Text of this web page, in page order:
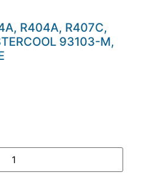
R404A, R407C,
93103-M,